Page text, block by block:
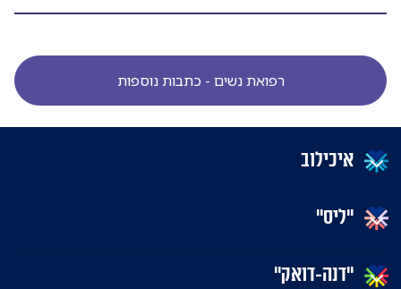
רפואת נשים - כתבות נוספות
איכילוב
"ליס"
"דנה-דואק"